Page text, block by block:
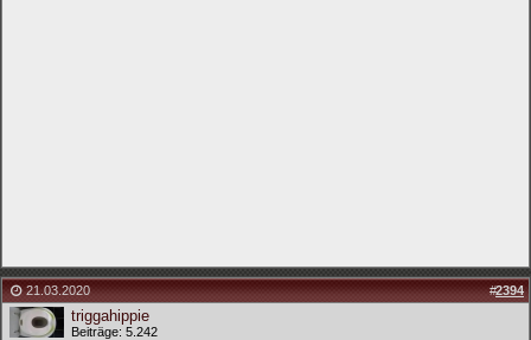
21.03.2020 #2394
triggahippie
Beiträge: 5.242